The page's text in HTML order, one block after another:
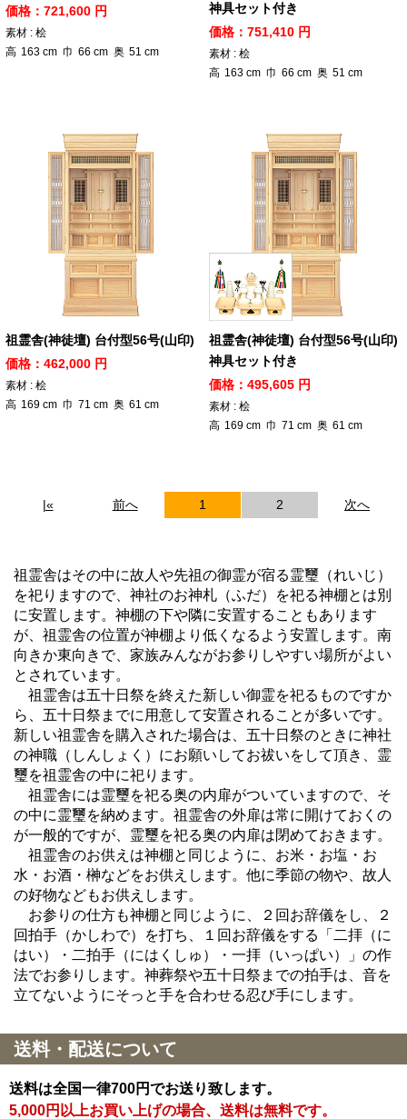
価格：721,600 円
素材 : 桧
高 163 cm 巾 66 cm 奥 51 cm
神具セット付き
価格：751,410 円
素材 : 桧
高 163 cm 巾 66 cm 奥 51 cm
祖霊舎(神徒壇) 台付型56号(山印)
価格：462,000 円
素材 : 桧
高 169 cm 巾 71 cm 奥 61 cm
祖霊舎(神徒壇) 台付型56号(山印)
神具セット付き
価格：495,605 円
素材 : 桧
高 169 cm 巾 71 cm 奥 61 cm
|« 前へ 1 2 次へ
祖霊舎はその中に故人や先祖の御霊が宿る霊璽（れいじ）
を祀りますので、神社のお神札（ふだ）を祀る神棚とは別
に安置します。神棚の下や隣に安置することもあります
が、祖霊舎の位置が神棚より低くなるよう安置します。南
向きか東向きで、家族みんながお参りしやすい場所がよい
とされています。
祖霊舎は五十日祭を終えた新しい御霊を祀るものですか
ら、五十日祭までに用意して安置されることが多いです。
新しい祖霊舎を購入された場合は、五十日祭のときに神社
の神職（しんしょく）にお願いしてお祓いをして頂き、霊
璽を祖霊舎の中に祀ります。
祖霊舎には霊璽を祀る奥の内扉がついていますので、そ
の中に霊璽を納めます。祖霊舎の外扉は常に開けておくの
が一般的ですが、霊璽を祀る奥の内扉は閉めておきます。
祖霊舎のお供えは神棚と同じように、お米・お塩・お
水・お酒・榊などをお供えします。他に季節の物や、故人
の好物などもお供えします。
お参りの仕方も神棚と同じように、２回お辞儀をし、２
回拍手（かしわで）を打ち、１回お辞儀をする「二拝（に
はい）・二拍手（にはくしゅ）・一拝（いっぱい）」の作
法でお参りします。神葬祭や五十日祭までの拍手は、音を
立てないようにそっと手を合わせる忍び手にします。
送料・配送について
送料は全国一律700円でお送り致します。
5,000円以上お買い上げの場合、送料は無料です。